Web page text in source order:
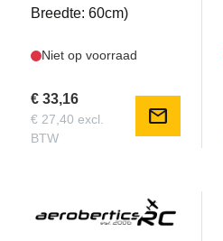
Breedte: 60cm)
Niet op voorraad
€ 33,16
€ 27,40 excl.
BTW
mail